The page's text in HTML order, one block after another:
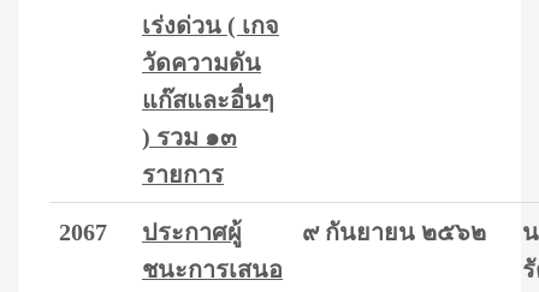
เร่งด่วน ( เกจ
วัดความดัน
แก๊สและอื่นๆ
) รวม ๑๓
รายการ
2067
ประกาศผู้
ชนะการเสนอ
๙ กันยายน ๒๕๖๒